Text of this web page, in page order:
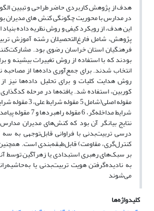
هدف از پژوهش کاربردی حاضر طراحی و تبیین
در مدارس با محوریت چگونگی کنش های مدیران
این هدف، از رویکرد کیفی و روش نظریه داده
پژوهش، شامل فارغ‌التحصیلان رشته آموزش
بودند که با استفاده از روش تغییرات بیشینه و
انتخاب شدند. برای جمع‌آوری داده‌ها از مصاحبه
روش هدایت کلیات و برای تحلیل داده‌ها نیز
شرایط مداخله‌گر، 6
نتایج بیانگر آن بود که کنش‌های مدیران مدارس
درسی تربیت‌بدنی با فراوانی قابل‌توجهی به
کنترل‌گری، مقاومت) قابل‌طبقه‌بندی است.
بر سبک‌های رهبری استبدادی یا زهرآگین توسط
به نادیده‌گرفتن هویت تربیت‌بدنی یا
می‌شوند
کلیدواژه‌ها